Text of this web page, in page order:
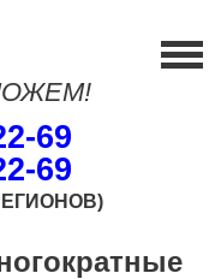
69
69